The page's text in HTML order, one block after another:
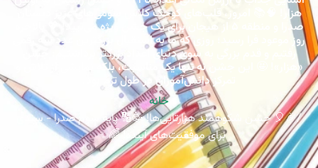
هزار! 🧠📚 امروز، قلب‌های کوچک کلاس سومی‌های عزیز دبستان
صدرا و منطقه ۵ از هیجان برای یک جشن ویژه می‌تپید! 💖 بالاخره
روز موعود فرا رسید؛ روزی که ما به استقبال بزرگترین عدد سه رقمی
رفتیم و قدم بزرگی به سوی دنیای اعداد بزرگتر برداشتیم: جشن
«هزار»! 🤩 این جشن نه تنها یک مناسبت، بلکه نمایشی از تلاش و
تمرکز دانش‌آموزان در طول ترم بود.
خانه
🎉🎈 جشن شکوهمند هزارتایی‌ها! 🥳🔢 پایه سوم صدرا - سندی
برای موفقیت‌های آینده! 🌈✨